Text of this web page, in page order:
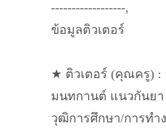
------------------,
ข้อมูลติวเตอร์
★ ติวเตอร์ (คุณครู) :
มนทกานต์ แนวกันย
วุฒิการศึกษา/การทำ